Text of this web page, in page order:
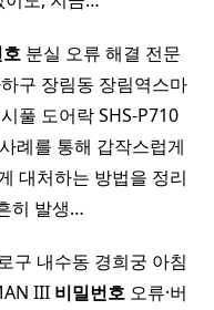
분실 오류 해결 전문
구 장림동 장림역스마
풀 도어락 SHS-P710
례를 통해 갑작스럽게
대처하는 방법을 정리
히 발생…
구 내수동 경희궁 아침
III 비밀번호 오류·버